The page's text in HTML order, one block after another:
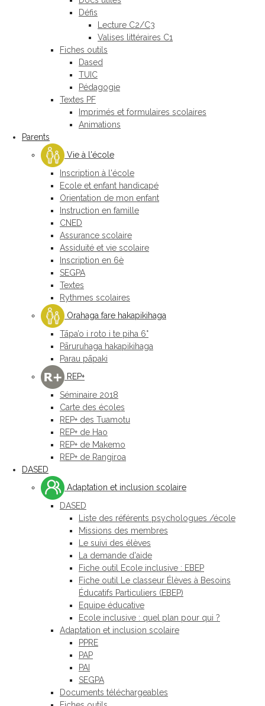
Défis
Lecture C2/C3
Valises littéraires C1
Fiches outils
Dased
TUIC
Pédagogie
Textes PF
Imprimés et formulaires scolaires
Animations
Parents
Vie à l'école
Inscription à l'école
Ecole et enfant handicapé
Orientation de mon enfant
Instruction en famille
CNED
Assurance scolaire
Assiduité et vie scolaire
Inscription en 6è
SEGPA
Textes
Rythmes scolaires
Orahaga fare hakapikihaga
Tāpa’o i roto i te piha 6°
Pāruruhaga hakapikihaga
Parau pāpaki
REP+
Séminaire 2018
Carte des écoles
REP+ des Tuamotu
REP+ de Hao
REP+ de Makemo
REP+ de Rangiroa
DASED
Adaptation et inclusion scolaire
DASED
Liste des référents psychologues /école
Missions des membres
Le suivi des élèves
La demande d'aide
Fiche outil Ecole inclusive : EBEP
Fiche outil Le classeur Élèves à Besoins
Éducatifs Particuliers (EBEP)
Equipe éducative
Ecole inclusive : quel plan pour qui ?
Adaptation et inclusion scolaire
PPRE
PAP
PAI
SEGPA
Documents téléchargeables